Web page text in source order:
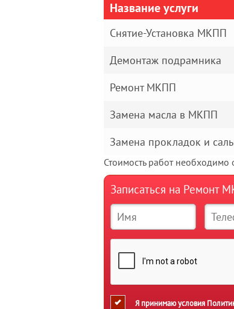
Название услуги
Снятие-Установка МКПП
Демонтаж подрамника
Ремонт МКПП
Замена масла в МКПП
Замена прокладок и
Стоимость работ необходимо
Записаться на Ремонт
Я принимаю условия